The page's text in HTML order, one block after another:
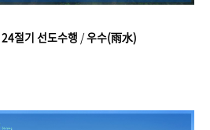
24절기 선도수행 /우수(雨水)